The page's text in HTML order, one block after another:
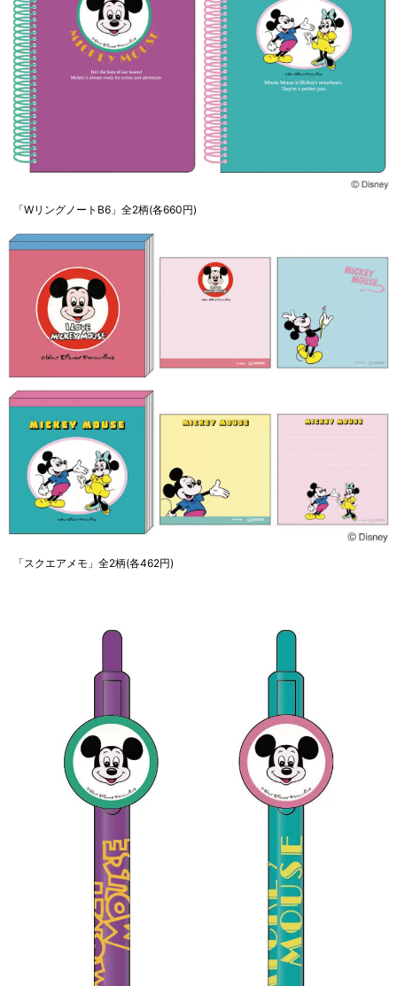
「WリングノートB6」全2柄(各660円)
「スクエアメモ」全2柄(各462円)